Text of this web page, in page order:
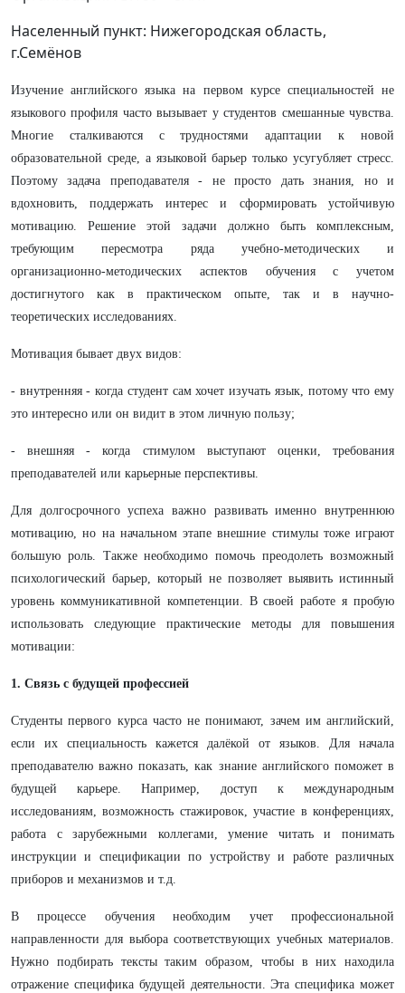
Населенный пункт: Нижегородская область,
г.Семёнов
Изучение английского языка на первом курсе специальностей не
языкового профиля часто вызывает у студентов смешанные чувства.
Многие сталкиваются с трудностями адаптации к новой
образовательной среде, а языковой барьер только усугубляет стресс.
Поэтому задача преподавателя - не просто дать знания, но и
вдохновить, поддержать интерес и сформировать устойчивую
мотивацию. Решение этой задачи должно быть комплексным,
требующим пересмотра ряда учебно-методических и
организационно-методических аспектов обучения с учетом
достигнутого как в практическом опыте, так и в научно-
теоретических исследованиях.
Мотивация бывает двух видов:
- внутренняя - когда студент сам хочет изучать язык, потому что ему
это интересно или он видит в этом личную пользу;
- внешняя - когда стимулом выступают оценки, требования
преподавателей или карьерные перспективы.
Для долгосрочного успеха важно развивать именно внутреннюю
мотивацию, но на начальном этапе внешние стимулы тоже играют
большую роль. Также необходимо помочь преодолеть возможный
психологический барьер, который не позволяет выявить истинный
уровень коммуникативной компетенции. В своей работе я пробую
использовать следующие практические методы для повышения
мотивации:
1. Связь с будущей профессией
Студенты первого курса часто не понимают, зачем им английский,
если их специальность кажется далёкой от языков. Для начала
преподавателю важно показать, как знание английского поможет в
будущей карьере. Например, доступ к международным
исследованиям, возможность стажировок, участие в конференциях,
работа с зарубежными коллегами, умение читать и понимать
инструкции и спецификации по устройству и работе различных
приборов и механизмов и т.д.
В процессе обучения необходим учет профессиональной
направленности для выбора соответствующих учебных материалов.
Нужно подбирать тексты таким образом, чтобы в них находила
отражение специфика будущей деятельности. Эта специфика может